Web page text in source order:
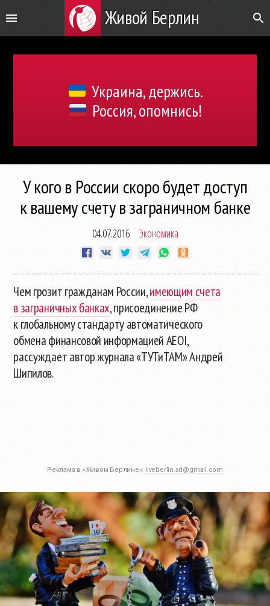
Живой Берлин
Украина, держись.
Россия, опомнись!
У кого в России скоро будет доступ
к вашему счету в заграничном банке
04.07.2016 Экономика
Чем грозит гражданам России,имеющим счета
в заграничных банках, присоединение РФ
к глобальному стандарту автоматического
обмена финансовой информацией AEOI,
рассуждает автор журнала «ТУТиТАМ» Андрей
Шипилов.
Реклама в «Живом Берлине»: liveberlin.ad@gmail.com